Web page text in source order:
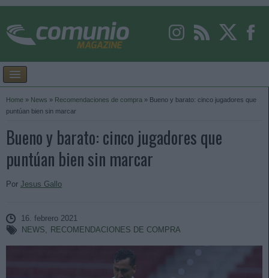
Home » News » Recomendaciones de compra » Bueno y barato: cinco jugadores que
puntúan bien sin marcar
Bueno y barato: cinco jugadores que
puntúan bien sin marcar
Por Jesus Gallo
16. febrero 2021
NEWS, RECOMENDACIONES DE COMPRA